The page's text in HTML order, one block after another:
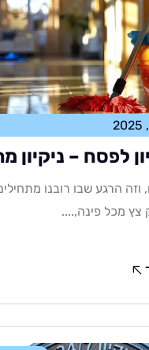
– ניקיון מהיר
רובנו מתחילים להרגיש